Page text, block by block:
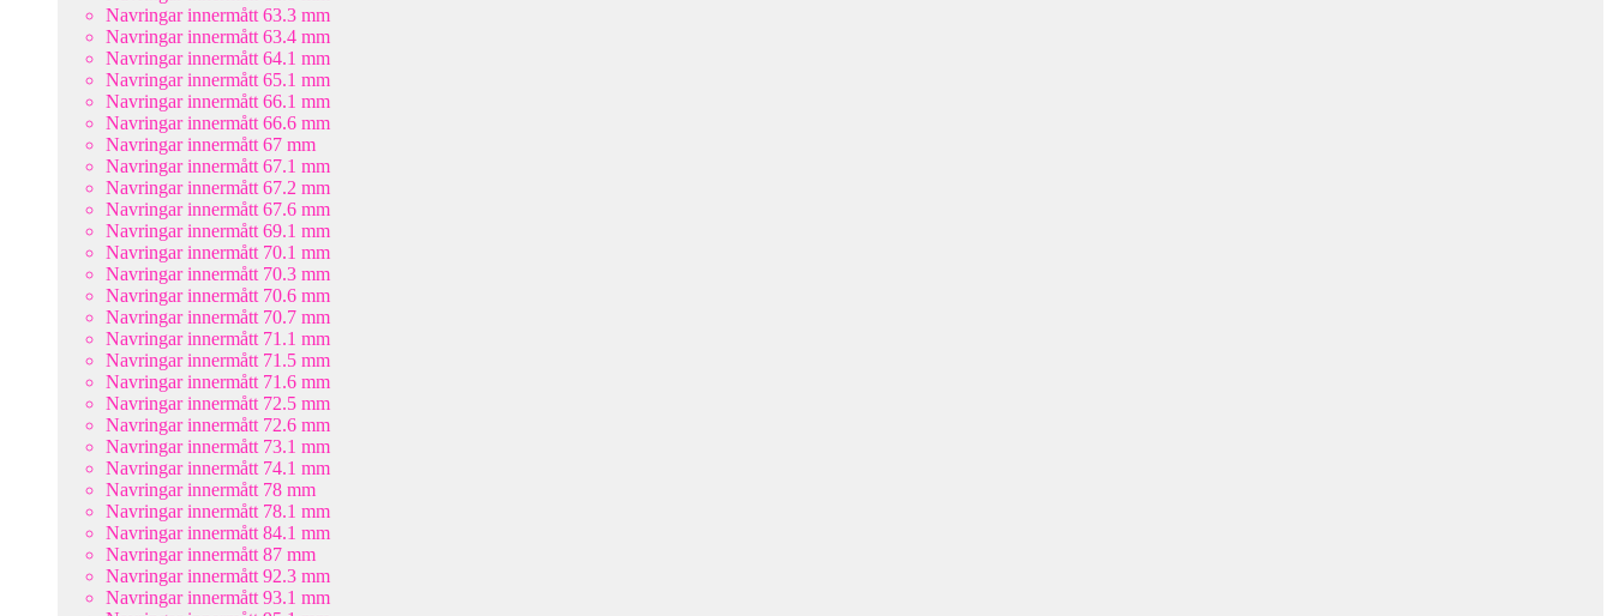
Navringar innermått 63.3 mm
Navringar innermått 63.4 mm
Navringar innermått 64.1 mm
Navringar innermått 65.1 mm
Navringar innermått 66.1 mm
Navringar innermått 66.6 mm
Navringar innermått 67 mm
Navringar innermått 67.1 mm
Navringar innermått 67.2 mm
Navringar innermått 67.6 mm
Navringar innermått 69.1 mm
Navringar innermått 70.1 mm
Navringar innermått 70.3 mm
Navringar innermått 70.6 mm
Navringar innermått 70.7 mm
Navringar innermått 71.1 mm
Navringar innermått 71.5 mm
Navringar innermått 71.6 mm
Navringar innermått 72.5 mm
Navringar innermått 72.6 mm
Navringar innermått 73.1 mm
Navringar innermått 74.1 mm
Navringar innermått 78 mm
Navringar innermått 78.1 mm
Navringar innermått 84.1 mm
Navringar innermått 87 mm
Navringar innermått 92.3 mm
Navringar innermått 93.1 mm